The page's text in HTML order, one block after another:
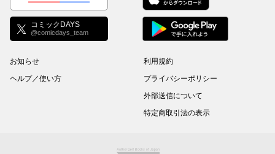
コミックDAYS
@comicdays_team
お知らせ
ヘルプ／使い方
利用規約
プライバシーポリシー
外部送信について
特定商取引法の表示